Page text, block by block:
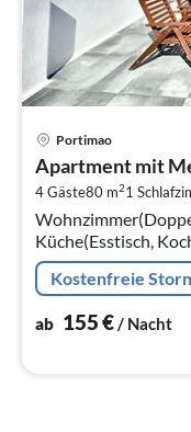
Portimao
Apartment mit
4 Gäste80 m21
Küche(Esstisch,
Mikrowelle,
Kostenfreie
ab 155€/ Nacht